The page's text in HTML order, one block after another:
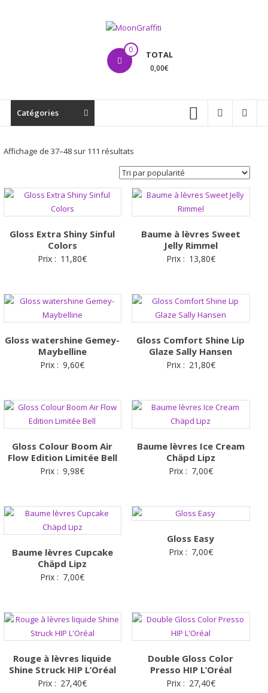
MoonGraffiti 0 TOTAL
0,00€
Catégories
Affichage de 37–48 sur 111 résultatsTrié
par
popularité
Gloss Extra Shiny Sinful
Colors
Prix : 11,80€
Baume à lèvres Sweet
Jelly Rimmel
Prix : 13,80€
Gloss watershine Gemey-
Maybelline
Prix : 9,60€
Gloss Comfort Shine Lip
Glaze Sally Hansen
Prix : 21,80€
Gloss Colour Boom Air
Flow Edition Limitée Bell
Prix : 9,98€
Baume lèvres Ice Cream
Chäpd Lipz
Prix : 7,00€
Baume lèvres Cupcake
Chäpd Lipz
Prix : 7,00€
Gloss Easy
Prix : 7,00€
Rouge à lèvres liquide
Shine Struck HIP L’Oréal
Prix : 27,40€
Double Gloss Color
Presso HIP L’Oréal
Prix : 27,40€